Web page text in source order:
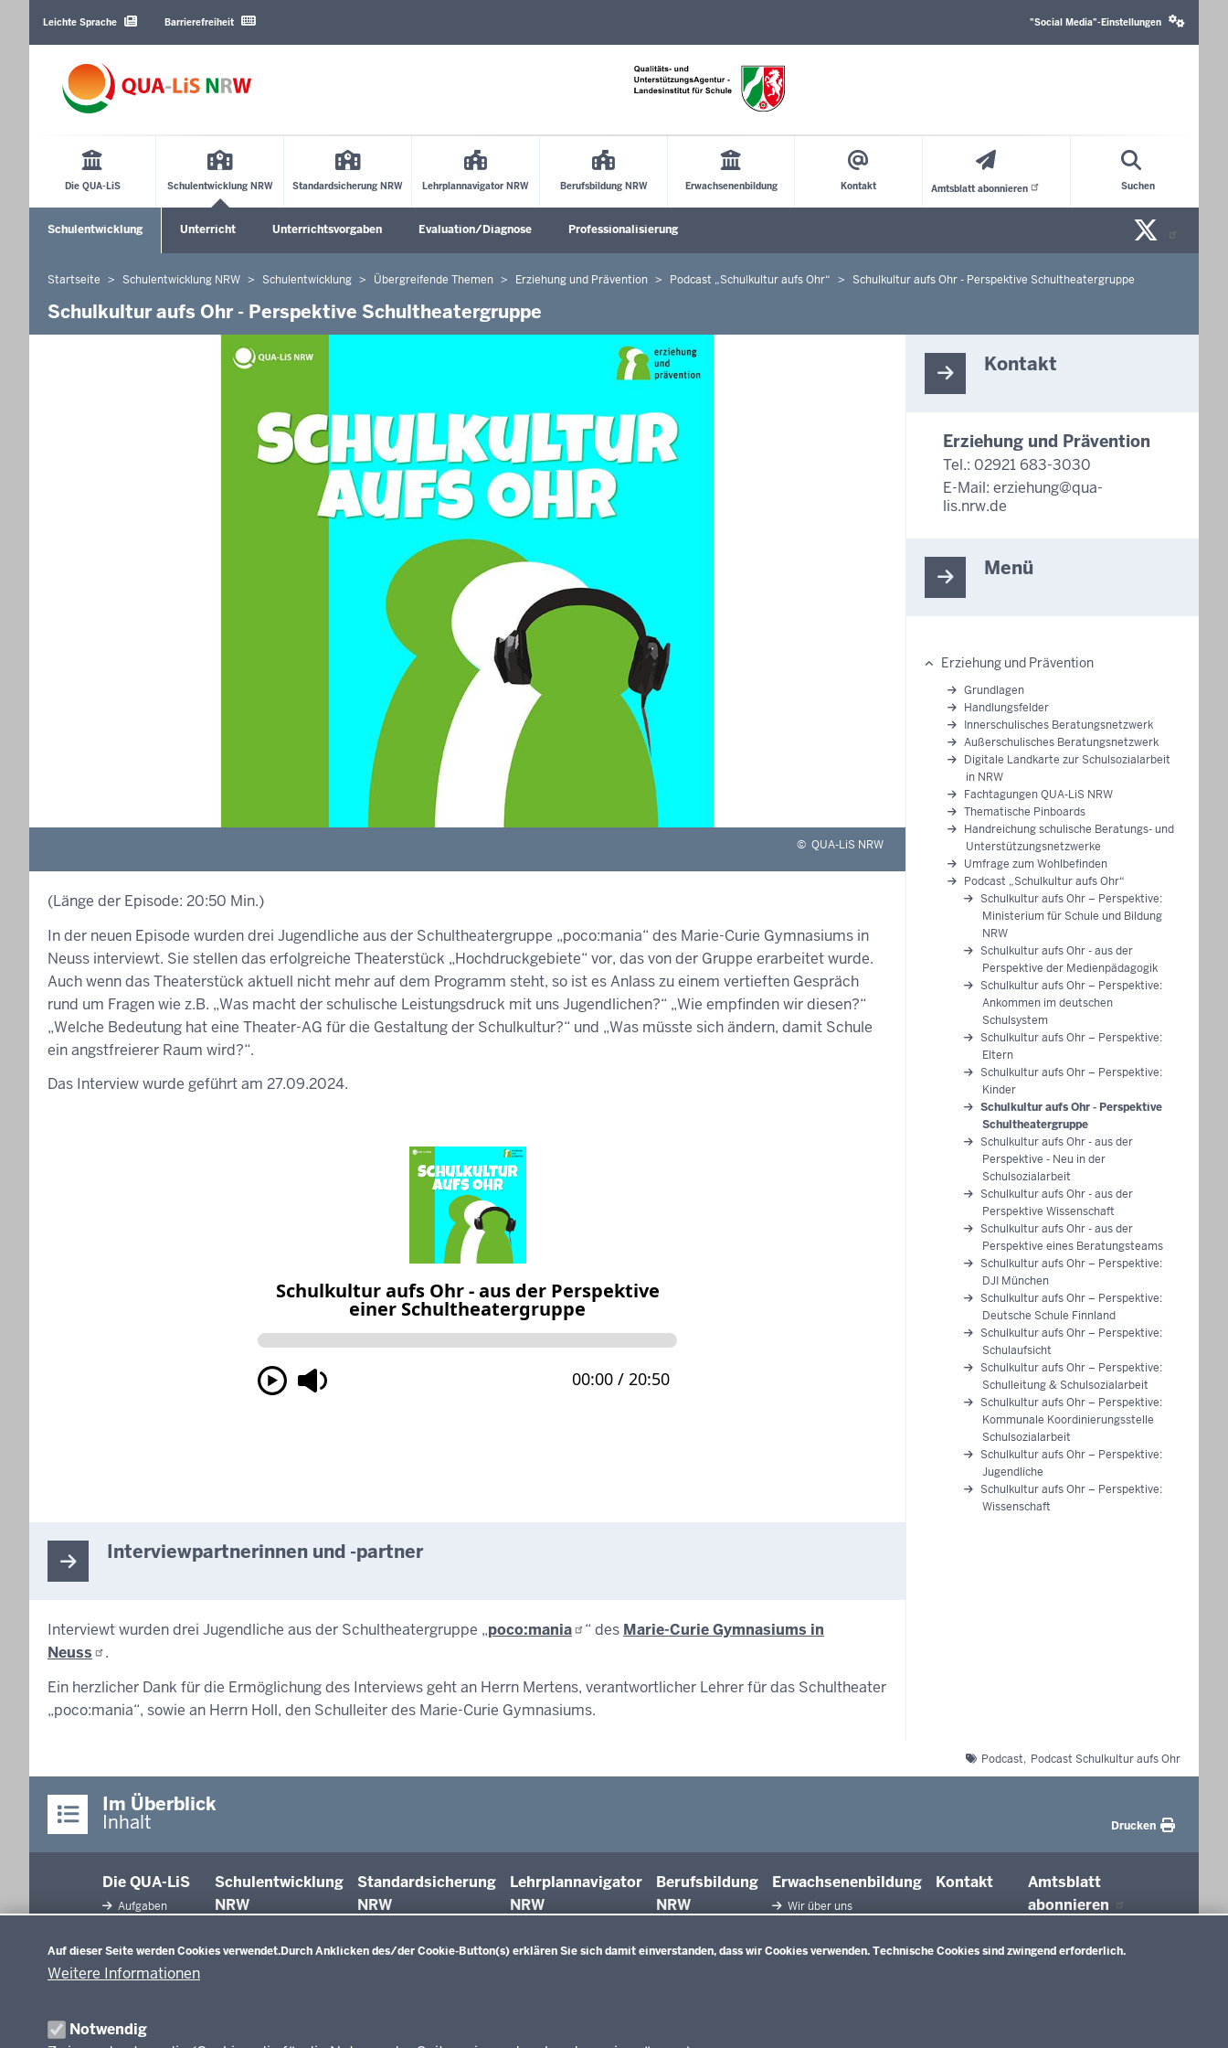
Auf dieser Seite werden Cookies verwendet.Durch Anklicken des/der Cookie-Button(s) erklären Sie sich damit einverstanden, dass wir Cookies verwenden. Technische Cookies sind zwingend erforderlich.
Weitere Informationen
Notwendig
Sprachen
Leichte Sprache Barrierefreiheit
media
"Social Media"-Einstellungen
Die QUA-LiS Schulentwicklung NRW Standardsicherung NRW Lehrplannavigator NRW Berufsbildung NRW Erwachsenenbildung Kontakt Amtsblatt abonnieren Suchen
Schulentwicklung Unterricht Unterrichtsvorgaben Evaluation/Diagnose Professionalisierung X/
Sie
befinden
Startseite Schulentwicklung NRW Schulentwicklung Übergreifende Themen Erziehung und Prävention Podcast „Schulkultur aufs Ohr“ Schulkultur aufs Ohr - Perspektive Schultheatergruppe
Schulkultur aufs Ohr - Perspektive Schultheatergruppe
© QUA-LiS NRW
(Länge der Episode: 20:50 Min.)
In der neuen Episode wurden drei Jugendliche aus der Schultheatergruppe „poco:mania“ des Marie-Curie Gymnasiums in
Neuss interviewt. Sie stellen das erfolgreiche Theaterstück „Hochdruckgebiete“ vor, das von der Gruppe erarbeitet wurde.
Auch wenn das Theaterstück aktuell nicht mehr auf dem Programm steht, so ist es Anlass zu einem vertieften Gespräch
rund um Fragen wie z.B. „Was macht der schulische Leistungsdruck mit uns Jugendlichen?“ „Wie empfinden wir diesen?“
„Welche Bedeutung hat eine Theater-AG für die Gestaltung der Schulkultur?“ und „Was müsste sich ändern, damit Schule
ein angstfreierer Raum wird?“.
Das Interview wurde geführt am 27.09.2024.
Interviewpartnerinnen und -partner
Interviewt wurden drei Jugendliche aus der Schultheatergruppe „poco:mania “ des Marie-Curie Gymnasiums in
Neuss
.
Ein herzlicher Dank für die Ermöglichung des Interviews geht an Herrn Mertens, verantwortlicher Lehrer für das Schultheater
„poco:mania“, sowie an Herrn Holl, den Schulleiter des Marie-Curie Gymnasiums.
Kontakt
Erziehung und Prävention
Tel.: 02921 683-3030
E-Mail: erziehung@qua-
lis.nrw.de
Menü
Hauptnavigation
Erziehung und Prävention
Grundlagen
Handlungsfelder
Innerschulisches Beratungsnetzwerk
Außerschulisches Beratungsnetzwerk
Digitale Landkarte zur Schulsozialarbeit
in NRW
Fachtagungen QUA-LiS NRW
Thematische Pinboards
Handreichung schulische Beratungs- und
Unterstützungsnetzwerke
Umfrage zum Wohlbefinden
Podcast „Schulkultur aufs Ohr“
Schulkultur aufs Ohr – Perspektive:
Ministerium für Schule und Bildung
NRW
Schulkultur aufs Ohr - aus der
Perspektive der Medienpädagogik
Schulkultur aufs Ohr – Perspektive:
Ankommen im deutschen
Schulsystem
Schulkultur aufs Ohr – Perspektive:
Eltern
Schulkultur aufs Ohr – Perspektive:
Kinder
Schulkultur aufs Ohr - Perspektive
Schultheatergruppe
Schulkultur aufs Ohr - aus der
Perspektive - Neu in der
Schulsozialarbeit
Schulkultur aufs Ohr - aus der
Perspektive Wissenschaft
Schulkultur aufs Ohr - aus der
Perspektive eines Beratungsteams
Schulkultur aufs Ohr – Perspektive:
DJI München
Schulkultur aufs Ohr – Perspektive:
Deutsche Schule Finnland
Schulkultur aufs Ohr – Perspektive:
Schulaufsicht
Schulkultur aufs Ohr – Perspektive:
Schulleitung & Schulsozialarbeit
Schulkultur aufs Ohr – Perspektive:
Kommunale Koordinierungsstelle
Schulsozialarbeit
Schulkultur aufs Ohr – Perspektive:
Jugendliche
Schulkultur aufs Ohr – Perspektive:
Wissenschaft
Podcast Podcast Schulkultur aufs Ohr
Im Überblick
Inhalt Drucken
Die QUA-LiS
Aufgaben
Veranstaltungen
Veröffentlichungen
Schulentwicklung
NRW
Unterricht
Standardsicherung
NRW
Lehrplannavigator
NRW
Berufsbildung
NRW
Erwachsenenbildung
Wir über uns
Kontakt
Amtsblatt
abonnieren